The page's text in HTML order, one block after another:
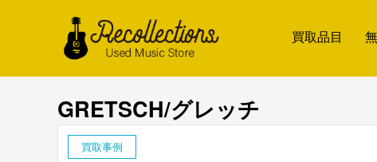
買取品目
GRETSCH/グレッチ
買取事例